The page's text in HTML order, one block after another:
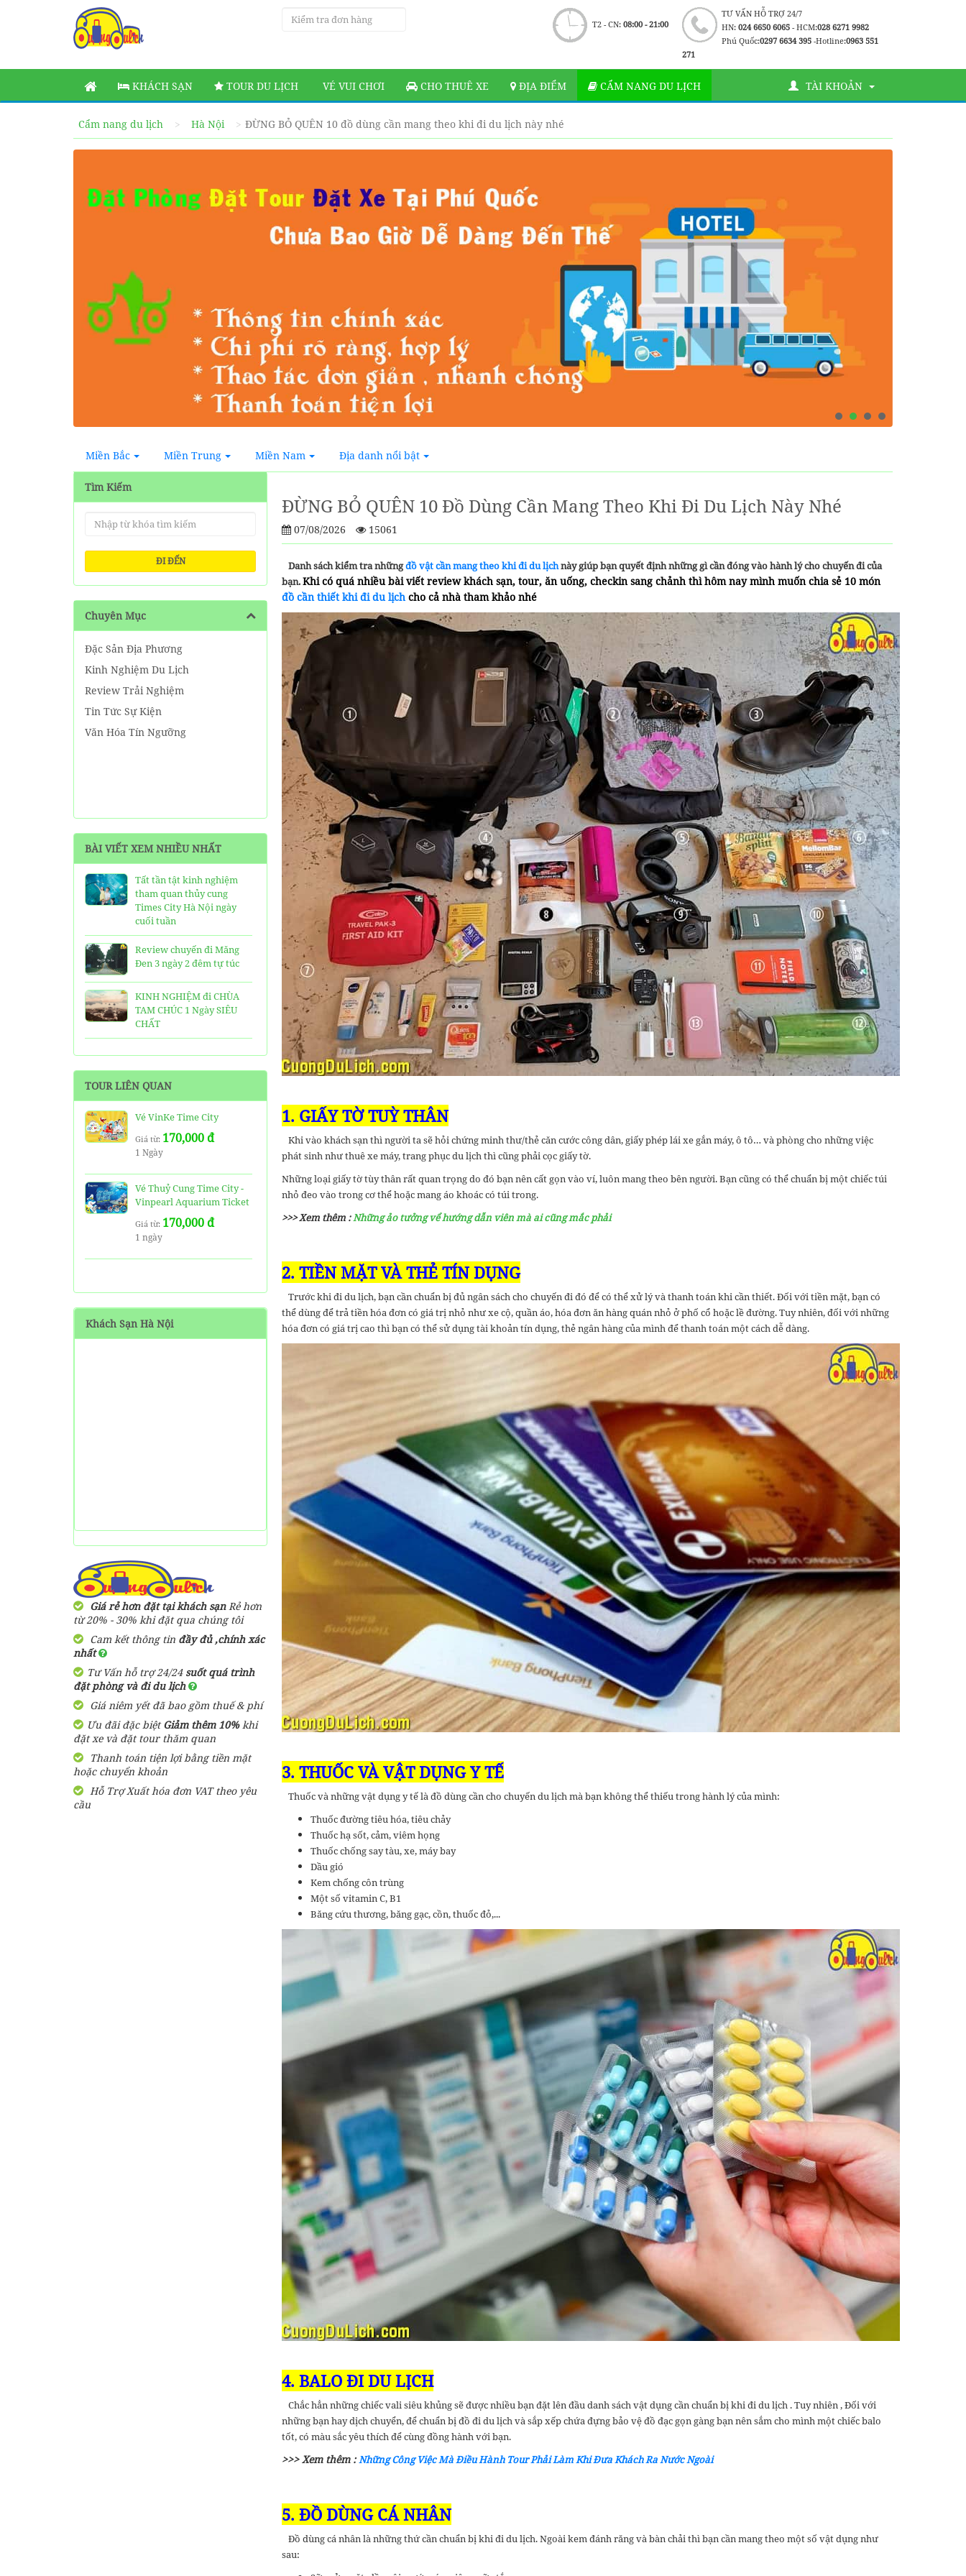
TƯ VẤN HỖ TRỢ 24/7
HN: 024 6650 6065- HCM:028 6271 9982
Phú Quốc:0297 6634 395 -Hotline:0963 551
271
T2 - CN: 08:00 - 21:00
KHÁCH SẠN TOUR DU LỊCH VÉ VUI CHƠI CHO THUÊ XE ĐỊA ĐIỂM CẨM NANG DU LỊCH TÀI KHOẢN
Cẩm nang du lịch Hà Nội ĐỪNG BỎ QUÊN 10 đồ dùng cần mang theo khi đi du lịch này nhé
Miền Bắc Miền Trung Miền Nam Địa danh nổi bật
Tìm Kiếm
ĐI ĐẾN
Chuyên Mục
Đặc Sản Địa Phương
Kinh Nghiệm Du Lịch
Review Trải Nghiệm
Tin Tức Sự Kiện
Văn Hóa Tín Ngưỡng
BÀI VIẾT XEM NHIỀU NHẤT
Tất tần tật kinh nghiệm
tham quan thủy cung
Times City Hà Nội ngày
cuối tuần
Review chuyến đi Măng
Đen 3 ngày 2 đêm tự túc
KINH NGHIỆM đi CHÙA
TAM CHÚC 1 Ngày SIÊU
CHẤT
25 Ngôi Chùa ở Sài Gòn
TOP 16 địa điểm du lịch
HẤP DẪN nhất việt nam:
Bạn đã đi được những nơi
nào?
cáp treo Núi Bà Đen Tây
Ninh
HƯỚNG DẪN đi du lịch
TAM ĐẢO chi tiết kèm
Măng Đen tự túc từ A-Z
HƯỚNG DẪN đi phượt Đảo
Thạnh An - Cần Giờ - Hồ
TOUR LIÊN QUAN
Vé VinKe Time City
Giá từ: 170,000 đ
1 Ngày
Vé Thuỷ Cung Time City -
Vinpearl Aquarium Ticket
Giá từ: 170,000 đ
1 ngày
Khách Sạn Hà Nội
Giá rẻ hơn đặt tại khách sạnRẻ hơn
từ 20% - 30% khi đặt qua chúng tôi
Cam kết thông tin đầy đủ ,chính xác
nhất
Tư Vấn hỗ trợ 24/24 suốt quá trình
đặt phòng và đi du lịch
Giá niêm yết đã bao gồm thuế & phí
Ưu đãi đặc biệtGiảm thêm 10%khi
đặt xe và đặt tour thăm quan
Thanh toán tiện lợi bằng tiền mặt
hoặc chuyển khoản
Hỗ Trợ Xuất hóa đơn VAT theo yêu
cầu
ĐỪNG BỎ QUÊN 10 Đồ Dùng Cần Mang Theo Khi Đi Du Lịch Này Nhé
07/08/2026 15061
Danh sách kiểm tra nhữngđồ vật cần mang theo khi đi du lịchnày giúp bạn quyết định những gì cần đóng vào hành lý cho chuyến đi của
bạn.Khi có quá nhiều bài viết review khách sạn, tour, ăn uống, checkin sang chảnh thì hôm nay mình muốn chia sẻ 10 món
đồ cần thiết khi đi du lịch cho cả nhà tham khảo nhé
1. GIẤY TỜ TUỲ THÂN
Khi vào khách sạn thì người ta sẽ hỏi chứng minh thư/thẻ căn cước công dân, giấy phép lái xe gắn máy, ô tô… và phòng cho những việc
phát sinh như thuê xe máy, trang phục du lịch thì cũng phải cọc giấy tờ.
Những loại giấy tờ tùy thân rất quan trọng do đó bạn nên cất gọn vào ví, luôn mang theo bên người. Bạn cũng có thể chuẩn bị một chiếc túi
nhỏ đeo vào trong cơ thể hoặc mang áo khoác có túi trong.
>>> Xem thêm :Những ảo tưởng vể hướng dẫn viên mà ai cũng mắc phải
2. TIỀN MẶT VÀ THẺ TÍN DỤNG
Trước khi đi du lịch, bạn cần chuẩn bị đủ ngân sách cho chuyến đi đó để có thể xử lý và thanh toán khi cần thiết. Đối với tiền mặt, bạn có
thể dùng để trả tiền hóa đơn có giá trị nhỏ như xe cộ, quần áo, hóa đơn ăn hàng quán nhỏ ở phố cổ hoặc lề đường. Tuy nhiên, đối với những
hóa đơn có giá trị cao thì bạn có thể sử dụng tài khoản tín dụng, thẻ ngân hàng của mình để thanh toán một cách dễ dàng.
3. THUỐC VÀ VẬT DỤNG Y TẾ
Thuốc và những vật dụng y tế là đồ dùng cần cho chuyến du lịch mà bạn không thể thiếu trong hành lý của mình:
Thuốc đường tiêu hóa, tiêu chảy
Thuốc hạ sốt, cảm, viêm họng
Thuốc chống say tàu, xe, máy bay
Dầu gió
Kem chống côn trùng
Một số vitamin C, B1
Băng cứu thương, băng gạc, cồn, thuốc đỏ,...
4. BALO ĐI DU LỊCH
Chắc hẳn những chiếc vali siêu khủng sẽ được nhiều bạn đặt lên đầu danh sách vật dụng cần chuẩn bị khi đi du lịch . Tuy nhiên , Đối với
những bạn hay dịch chuyển, để chuẩn bị đồ đi du lịch và sắp xếp chứa đựng bảo vệ đồ đạc gọn gàng bạn nên sắm cho mình một chiếc balo
tốt, có màu sắc yêu thích để cùng đồng hành với bạn.
>>> Xem thêm :Những Công Việc Mà Điều Hành Tour Phải Làm Khi Đưa Khách Ra Nước Ngoài
5. ĐỒ DÙNG CÁ NHÂN
Đồ dùng cá nhân là những thứ cần chuẩn bị khi đi du lịch. Ngoài kem đánh răng và bàn chải thì bạn cần mang theo một số vật dụng như
sau: